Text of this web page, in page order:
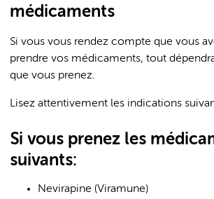
médicaments
Si vous vous rendez compte que vous
prendre vos médicaments, tout
que vous prenez.
Lisez attentivement les indications
Si vous prenez les
suivants:
Nevirapine (Viramune)